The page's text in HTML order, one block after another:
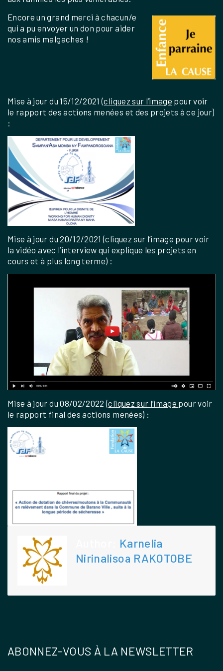
Encore un grand merci à chacun/e
qui a pu envoyer un don pour aider
nos amis malgaches !
Mise à jour du 15/12/2021 (cliquez sur l’image pour voir
le rapport des actions menées et des projets à ce jour)
:
Mise à jour du 20/12/2021 (cliquez sur l’image pour voir
la vidéo avec l’interview qui explique les projets en
cours et à plus long terme) :
Mise à jour du 08/02/2022 (cliquez sur l’image pour voir
le rapport final des actions menées) :
Karnelia
Nirinalisoa RAKOTOBE
ABONNEZ-VOUS À LA NEWSLETTER